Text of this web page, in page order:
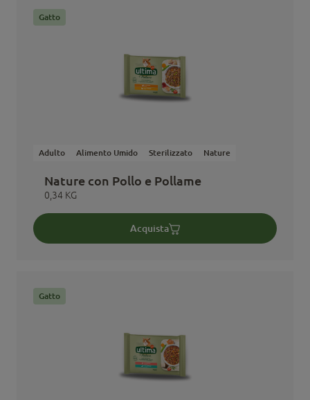
Adulto Alimento Umido Sterilizzato Nature
Nature con Pollo e Pollame
0,34 KG
Gatto
Acquista
Gatto